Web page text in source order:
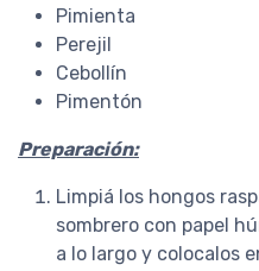
Pimienta
Perejil
Cebollín
Pimentón
Preparación:
Limpiá los hongos
sombrero con papel
a lo largo y colocalos